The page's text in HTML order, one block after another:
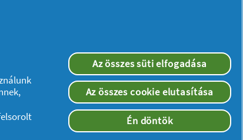
Az összes süti elfogadása
Az összes cookie elutasítása
Én döntök